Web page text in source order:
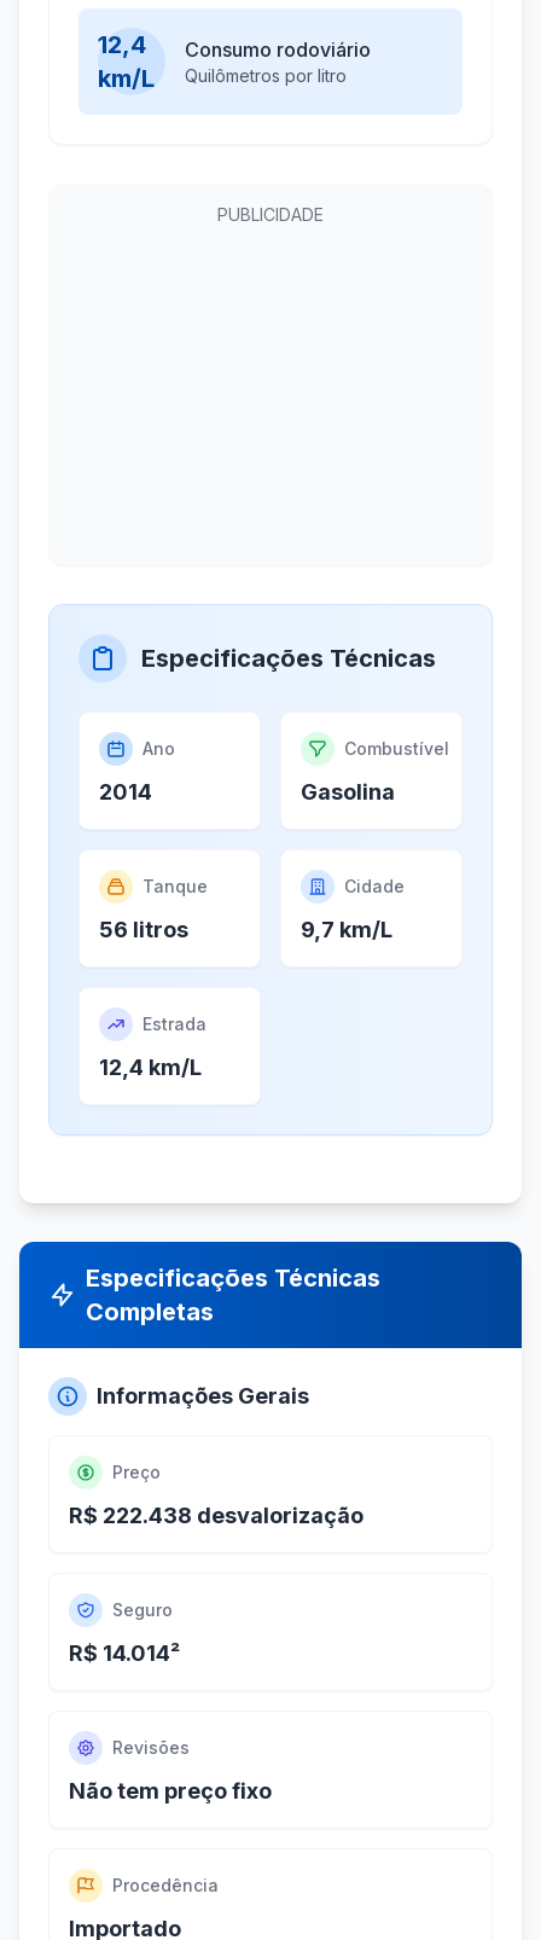
12,4
km/L
Consumo rodoviário
Quilômetros por litro
PUBLICIDADE
Especificações Técnicas
Ano
2014
Combustível
Gasolina
Tanque
56 litros
Cidade
9,7 km/L
Estrada
12,4 km/L
Especificações Técnicas
Completas
Informações Gerais
Preço
R$ 222.438 desvalorização
Seguro
R$ 14.014²
Revisões
Não tem preço fixo
Procedência
Importado